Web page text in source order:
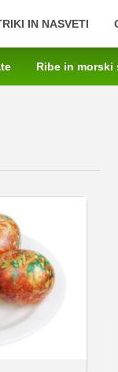
IN NASVETI
Ribe in morski